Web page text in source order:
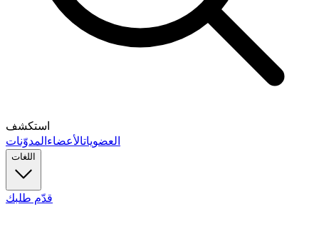
استكشف
العضوياتالأعضاءالمدوّنات
اللغات
قدّم طلبك